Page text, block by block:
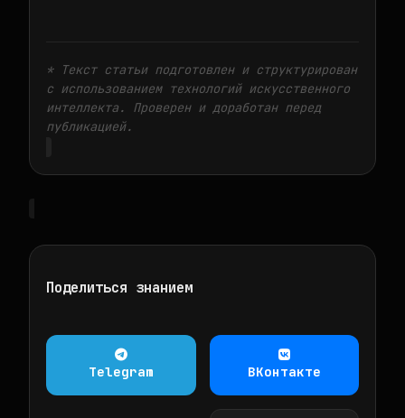
* Текст статьи подготовлен и структурирован
с использованием технологий искусственного
интеллекта. Проверен и доработан перед
публикацией.
Поделиться знанием
Telegram ВКонтакте